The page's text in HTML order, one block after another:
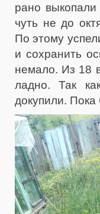
рано
чуть не до
По этому
и сохранить
немало. Из 18
ладно. Так
докупили.